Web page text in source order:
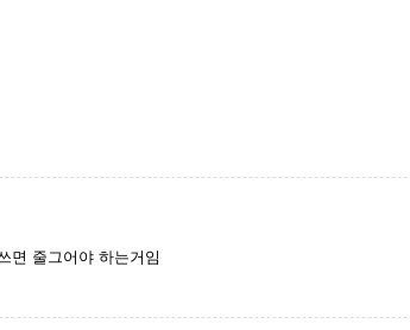
면 줄그어야 하는거임